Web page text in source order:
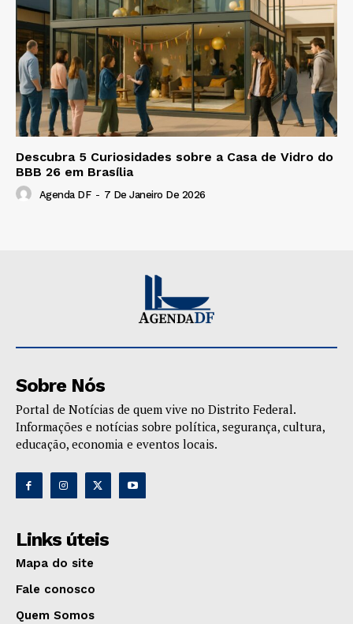
Descubra 5 Curiosidades sobre a Casa de Vidro do
BBB 26 em Brasília
Agenda DF - 7 De Janeiro De 2026
Sobre Nós
Portal de Notícias de quem vive no Distrito Federal.
Informações e notícias sobre política, segurança, cultura,
educação, economia e eventos locais.
Links úteis
Mapa do site
Fale conosco
Quem Somos